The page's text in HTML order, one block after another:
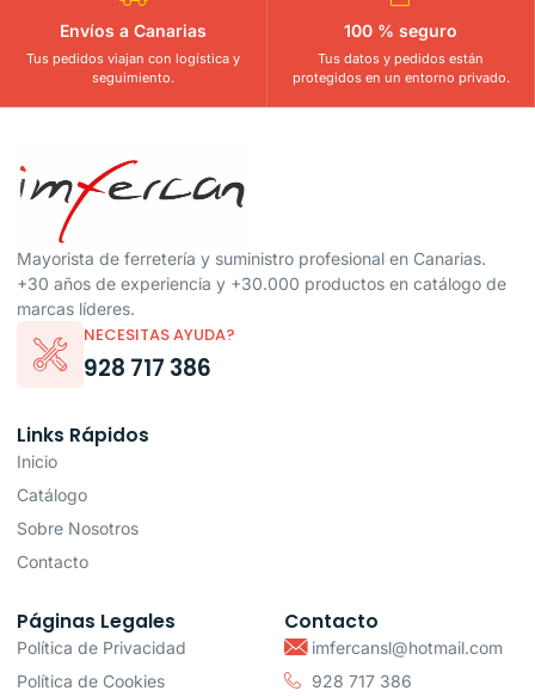
Envíos a Canarias
Tus pedidos viajan con logística y
seguimiento.
100 % seguro
Tus datos y pedidos están
protegidos en un entorno privado.
Mayorista de ferretería y suministro profesional en Canarias.
+30 años de experiencia y +30.000 productos en catálogo de
marcas líderes.
NECESITAS AYUDA?
928 717 386
Links Rápidos
Inicio
Catálogo
Sobre Nosotros
Contacto
Páginas Legales
Política de Privacidad
Política de Cookies
Contacto
imfercansl@hotmail.com
928 717 386